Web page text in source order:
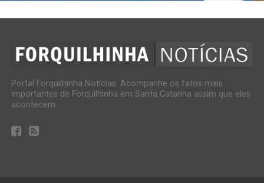
Portal Forquilhinha Notícias. Acompanhe os fatos mais
importantes de Forquilhinha em Santa Catarina assim que eles
acontecem.